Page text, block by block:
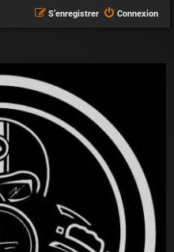
Connexion
S’enregistrer